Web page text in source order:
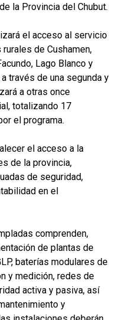
la Provincia del Chubut.
el acceso al servicio
de Cushamen,
Lago Blanco y
través de una segunda y
a otras once
totalizando 17
el programa.
el acceso a la
de la provincia,
de seguridad,
en el
comprenden,
de plantas de
baterías modulares de
y medición, redes de
activa y pasiva, así
y